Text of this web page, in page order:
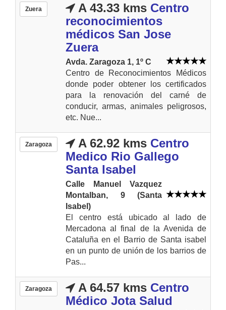
Zuera A 43.33 kms Centro
reconocimientos
médicos San Jose
Zuera
Avda. Zaragoza 1, 1º C
Centro de Reconocimientos Médicos
donde poder obtener los certificados
para la renovación del carné de
conducir, armas, animales peligrosos,
etc. Nue...
Zaragoza A 62.92 kms Centro
Medico Rio Gallego
Santa Isabel
Calle Manuel Vazquez
Montalban, 9 (Santa
Isabel)
El centro está ubicado al lado de
Mercadona al final de la Avenida de
Cataluña en el Barrio de Santa isabel
en un punto de unión de los barrios de
Pas...
Zaragoza A 64.57 kms Centro
Médico Jota Salud